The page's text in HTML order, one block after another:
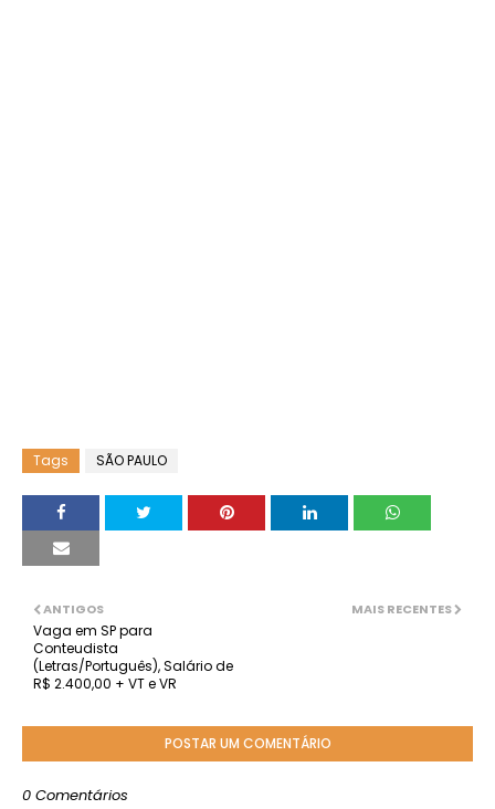
Tags SÃO PAULO
MAIS RECENTES
ANTIGOS
Vaga em SP para
Conteudista
(Letras/Português), Salário de
R$ 2.400,00 + VT e VR
POSTAR UM COMENTÁRIO
0 Comentários